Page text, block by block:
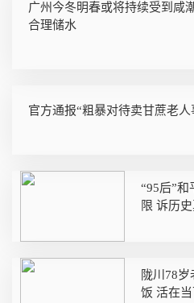
广州今冬明春或将持续受到咸
合理储水
官方通报“粗暴对待卖甘蔗老
“95后”和
限 诉历
陇川78
饭 活在